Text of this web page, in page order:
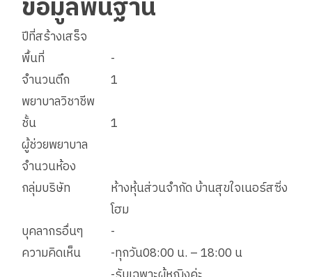
ข้อมูลพื้นฐาน
ปีที่สร้างเสร็จ
พื้นที่
-
จำนวนตึก
1
พยาบาลวิชาชีพ
ชั้น
1
ผู้ช่วยพยาบาล
จำนวนห้อง
กลุ่มบริษัท
ห้างหุ้นส่วนจำกัด บ้านสุขใจเนอร์สซิ่ง
โฮม
บุคลากรอื่นๆ
-
ความคิดเห็น
-ทุกวัน08:00 น. – 18:00 น